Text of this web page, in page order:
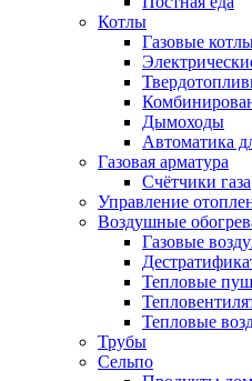
Котлы
Газовые
Дымоходы
Автоматика
Газовая арматура
Счётчики газа
Управление
Воздушные
Газовые
Тепловые
Тепловые
Трубы
Сельпо